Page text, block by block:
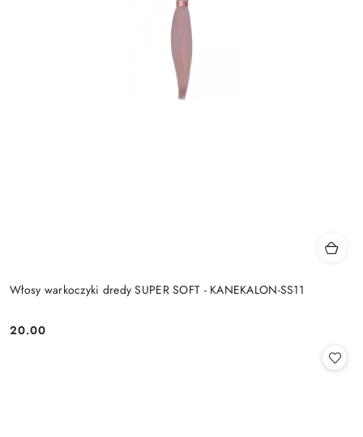
Włosy warkoczyki dredy SUPER SOFT - KANEKALON-SS11
Cena:
20.00